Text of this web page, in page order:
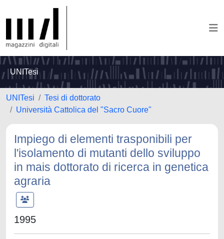
UNITesi
UNITesi
Tesi di dottorato
Università Cattolica del "Sacro Cuore"
Impiego di elementi trasponibili per
l'isolamento di mutanti dello sviluppo
in mais dottorato di ricerca in genetica
agraria
1995